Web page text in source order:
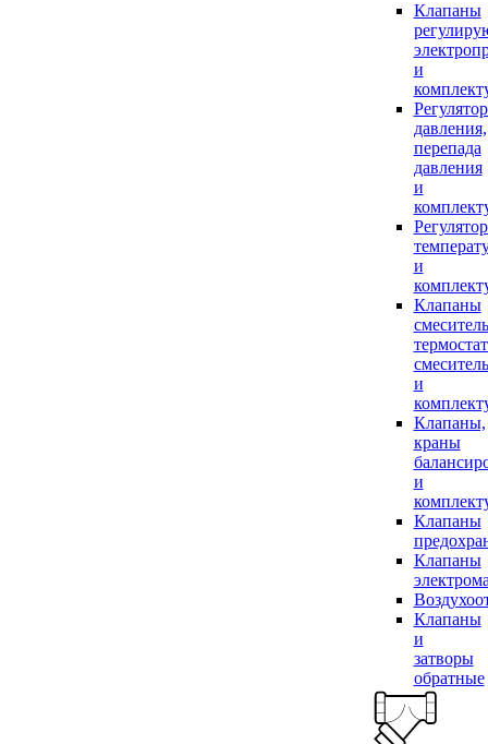
Клапаны
и
давления,
перепада
давления
и
и
Клапаны
и
Клапаны,
краны
и
Клапаны
Клапаны
Клапаны
и
затворы
обратные